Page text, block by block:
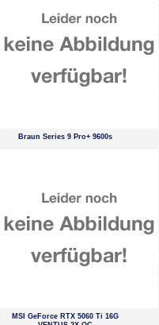
Braun Series 9 Pro+ 9600s
MSI GeForce RTX 5060 Ti 16G